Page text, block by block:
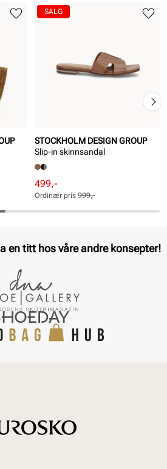
STOCKHOLM DESIGN GROUP
Slip-in skinnsandal
Rabattert
pris
Pris
499,-
Ordinær
pris
Pris
Ordinær pris 999,-
SALG
en titt hos våre andre konsepter!